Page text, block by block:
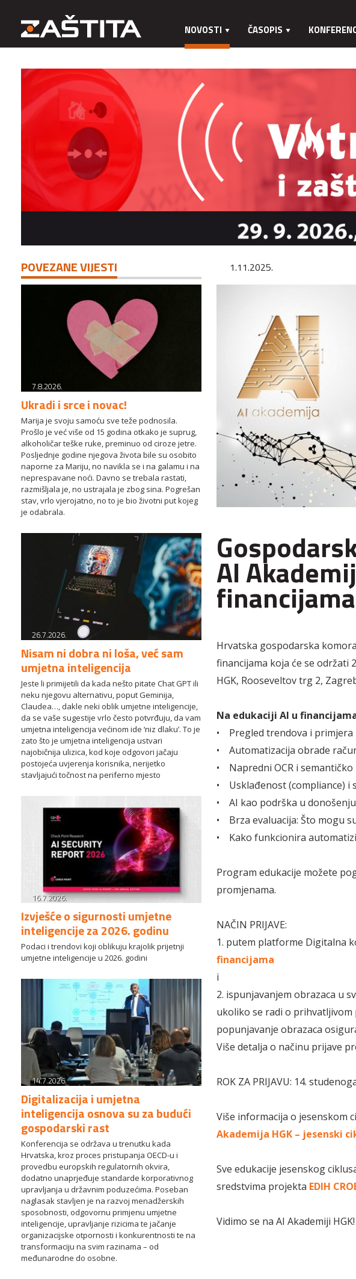
NOVOSTI ČASOPIS
POVEZANE VIJESTI
7.8.2026.
Ukradi i srce i novac!
Marija je svoju samoću sve teže podnosila.
Prošlo je već više od 15 godina otkako je suprug,
alkoholičar teške ruke, preminuo od ciroze jetre.
Posljednje godine njegova života bile su osobito
naporne za Mariju, no navikla se i na galamu i na
neprespavane noći. Davno se trebala rastati,
razmišljala je, no ustrajala je zbog sina. Pogrešan
stav, vrlo vjerojatno, no to je bio životni put kojeg
je odabrala.
26.7.2026.
Nisam ni dobra ni loša, već sam
umjetna inteligencija
Jeste li primijetili da kada nešto pitate Chat GPT ili
neku njegovu alternativu, poput Geminija,
Claudea…, dakle neki oblik umjetne inteligencije,
da se vaše sugestije vrlo često potvrđuju, da vam
umjetna inteligencija većinom ide ‘niz dlaku’. To je
zato što je umjetna inteligencija ustvari
najobičnija ulizica, kod koje odgovori jačaju
postojeća uvjerenja korisnika, nerijetko
stavljajući točnost na periferno mjesto
16.7.2026.
Izvješće o sigurnosti umjetne
inteligencije za 2026. godinu
Podaci i trendovi koji oblikuju krajolik prijetnji
umjetne inteligencije u 2026. godini
14.7.2026.
Digitalizacija i umjetna
inteligencija osnova su za budući
gospodarski rast
Konferencija se održava u trenutku kada
Hrvatska, kroz proces pristupanja OECD-u i
provedbu europskih regulatornih okvira,
dodatno unaprjeđuje standarde korporativnog
upravljanja u državnim poduzećima. Poseban
naglasak stavljen je na razvoj menadžerskih
sposobnosti, odgovornu primjenu umjetne
inteligencije, upravljanje rizicima te jačanje
organizacijske otpornosti i konkurentnosti te na
transformaciju na svim razinama – od
međunarodne do osobne.
1.11.2025.
AI
financijama
Hrvatska gospodarska
financijama koja će se održati
HGK, Rooseveltov trg 2,
Na edukaciji AI u
• Pregled trendova i primjera
• Automatizacija obrade
• Napredni OCR i
• Usklađenost (compliance) i
• AI kao podrška u
• Brza evaluacija: Što mogu
• Kako funkcionira
Program edukacije možete
promjenama.
NAČIN PRIJAVE:
1. putem platforme Digitalna
financijama
i
2. ispunjavanjem obrazaca u
ukoliko se radi o
popunjavanje obrazaca
Više detalja o načinu prijave
ROK ZA PRIJAVU: 14.
Više informacija o jesenskom
Akademija HGK – jesenski
Sve edukacije jesenskog
sredstvima projekta EDIH
Vidimo se na AI Akademiji HGK!